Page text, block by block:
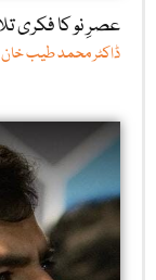
عصرِ نو کا فکری
ڈاکٹر محمد طیب